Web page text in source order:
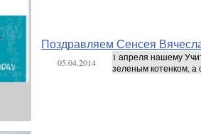
Поздравляем Сенсея
05.04.2014
1 апреля нашему
зеленым котенком, а